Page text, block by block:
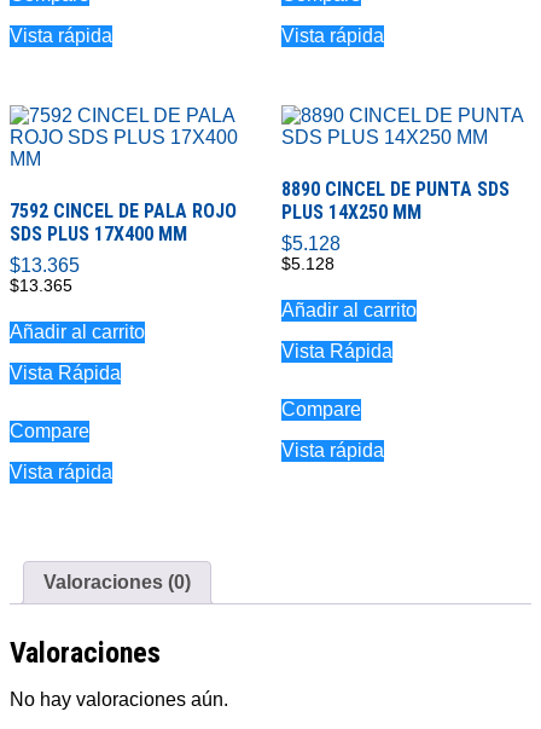
Vista rápida
Vista rápida
7592 CINCEL DE PALA ROJO
SDS PLUS 17X400 MM
$13.365
$13.365
Añadir al carrito
Vista Rápida
Compare
Vista rápida
8890 CINCEL DE PUNTA SDS
PLUS 14X250 MM
$5.128
$5.128
Añadir al carrito
Vista Rápida
Compare
Vista rápida
Valoraciones (0)
Valoraciones
No hay valoraciones aún.